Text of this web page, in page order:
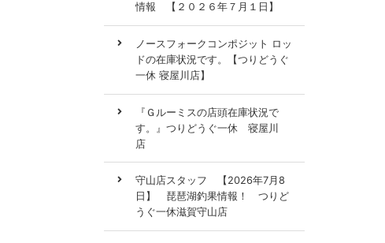
情報 【２０２６年７月１日】
ノースフォークコンポジット ロッ
ドの在庫状況です。【つりどうぐ
一休 寝屋川店】
『Ｇルーミスの店頭在庫状況で
す。』つりどうぐ一休 寝屋川
店
守山店スタッフ 【2026年7月8
日】 琵琶湖釣果情報！ つりど
うぐ一休滋賀守山店